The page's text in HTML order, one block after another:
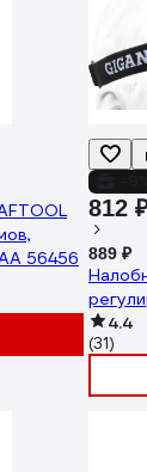
56456
812
889 ₽
4.4
(31)